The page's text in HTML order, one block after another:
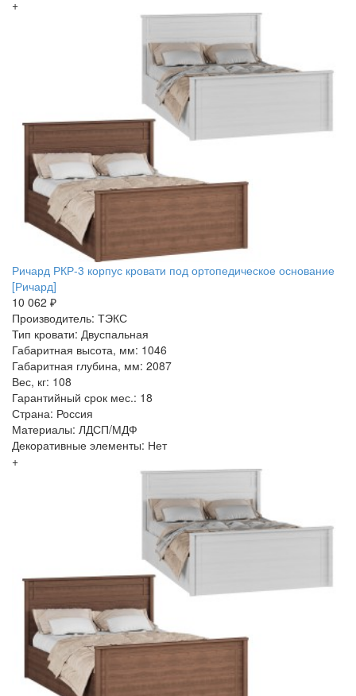
+
Ричард РКР-3 корпус кровати под ортопедическое основание
[Ричард]
10 062 ₽
Производитель: ТЭКС
Тип кровати: Двуспальная
Габаритная высота, мм: 1046
Габаритная глубина, мм: 2087
Вес, кг: 108
Гарантийный срок мес.: 18
Страна: Россия
Материалы: ЛДСП/МДФ
Декоративные элементы: Нет
+